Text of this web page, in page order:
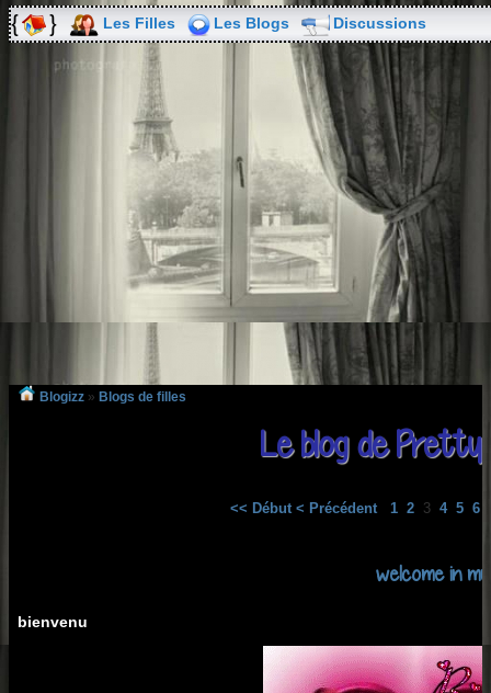
Les Filles Les Blogs Discussions
Blogizz » Blogs de filles
Le blog de
<< Début < Précédent 1 2 3 4 5 6
welcome in
bienvenu